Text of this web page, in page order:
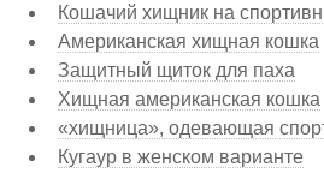
Кошачий хищник на
Американская хищная кошка
Защитный щиток для паха
Хищная американская кошка
«хищница», одевающая
Кугаур в женском варианте